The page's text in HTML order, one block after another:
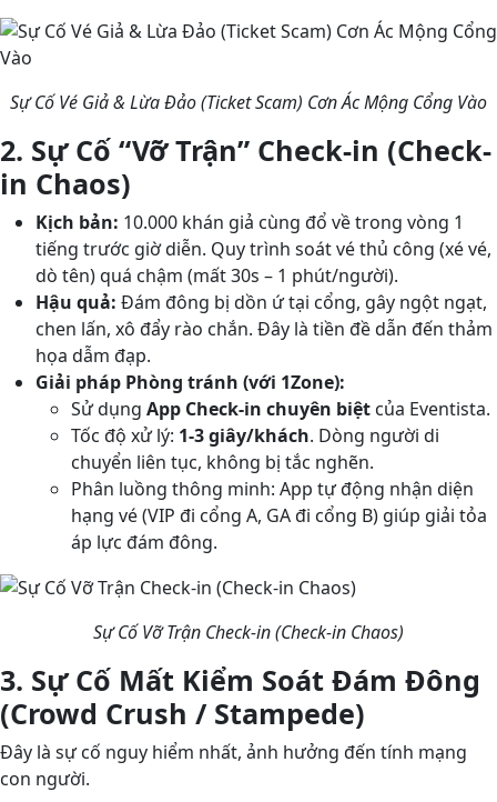
Sự Cố Vé Giả & Lừa Đảo (Ticket Scam) Cơn Ác Mộng Cổng Vào
2. Sự Cố “Vỡ Trận” Check-in (Check-
in Chaos)
Kịch bản: 10.000 khán giả cùng đổ về trong vòng 1
tiếng trước giờ diễn. Quy trình soát vé thủ công (xé vé,
dò tên) quá chậm (mất 30s – 1 phút/người).
Hậu quả: Đám đông bị dồn ứ tại cổng, gây ngột ngạt,
chen lấn, xô đẩy rào chắn. Đây là tiền đề dẫn đến thảm
họa dẫm đạp.
Giải pháp Phòng tránh (với 1Zone):
Sử dụng App Check-in chuyên biệt của Eventista.
Tốc độ xử lý: 1-3 giây/khách. Dòng người di
chuyển liên tục, không bị tắc nghẽn.
Phân luồng thông minh: App tự động nhận diện
hạng vé (VIP đi cổng A, GA đi cổng B) giúp giải tỏa
áp lực đám đông.
Sự Cố Vỡ Trận Check-in (Check-in Chaos)
3. Sự Cố Mất Kiểm Soát Đám Đông
(Crowd Crush / Stampede)
Đây là sự cố nguy hiểm nhất, ảnh hưởng đến tính mạng
con người.